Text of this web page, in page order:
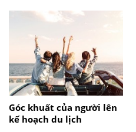
Góc khuất của người lên
kế hoạch du lịch